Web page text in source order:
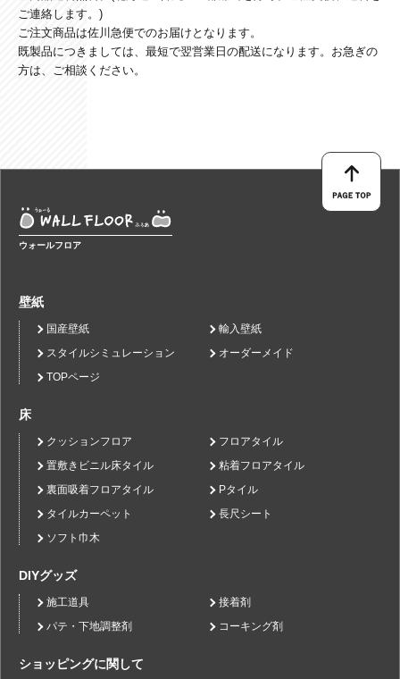
ご連絡します。)
ご注文商品は佐川急便でのお届けとなります。
既製品につきましては、最短で翌営業日の配送になります。お急ぎの
方は、ご相談ください。
ウォールフロア
壁紙
国産壁紙
輸入壁紙
スタイルシミュレーション
オーダーメイド
TOPページ
床
クッションフロア
フロアタイル
置敷きビニル床タイル
粘着フロアタイル
裏面吸着フロアタイル
Pタイル
タイルカーペット
長尺シート
ソフト巾木
DIYグッズ
施工道具
接着剤
パテ・下地調整剤
コーキング剤
ショッピングに関して